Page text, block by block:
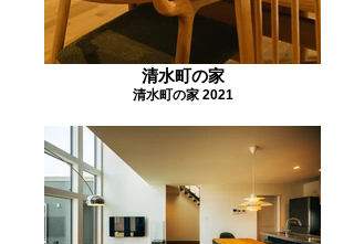
清水町の家
清水町の家 2021